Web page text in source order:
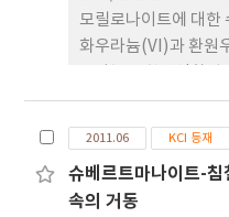
모릴로나이트에 대한
화우라늄(VI)과 환원
되는 과정에서 같이
사용하였다. 광물에
(IV)가 우라늄(VI)에
러한 원인 중의 하나
한 콜로이드 형태로
2011.06 KCI 등재
슈베르트마나이트-
속의 거동